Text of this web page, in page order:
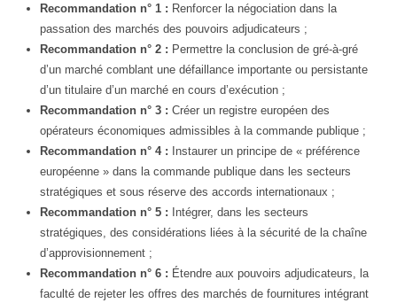
Recommandation n° 1 : Renforcer la négociation dans la
passation des marchés des pouvoirs adjudicateurs ;
Recommandation n° 2 : Permettre la conclusion de gré-à-gré
d’un marché comblant une défaillance importante ou persistante
d’un titulaire d’un marché en cours d’exécution ;
Recommandation n° 3 : Créer un registre européen des
opérateurs économiques admissibles à la commande publique ;
Recommandation n° 4 : Instaurer un principe de « préférence
européenne » dans la commande publique dans les secteurs
stratégiques et sous réserve des accords internationaux ;
Recommandation n° 5 : Intégrer, dans les secteurs
stratégiques, des considérations liées à la sécurité de la chaîne
d’approvisionnement ;
Recommandation n° 6 : Étendre aux pouvoirs adjudicateurs, la
faculté de rejeter les offres des marchés de fournitures intégrant